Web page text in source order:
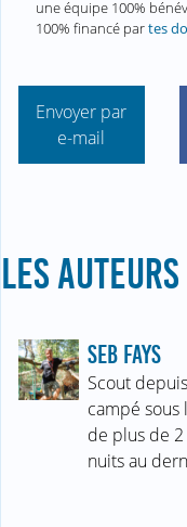
une équipe 100%
100% financé partes
Envoyer par
e-mail
LES AUTEURS
SEB FAYS
Scout
campé
de plus de
nuits au